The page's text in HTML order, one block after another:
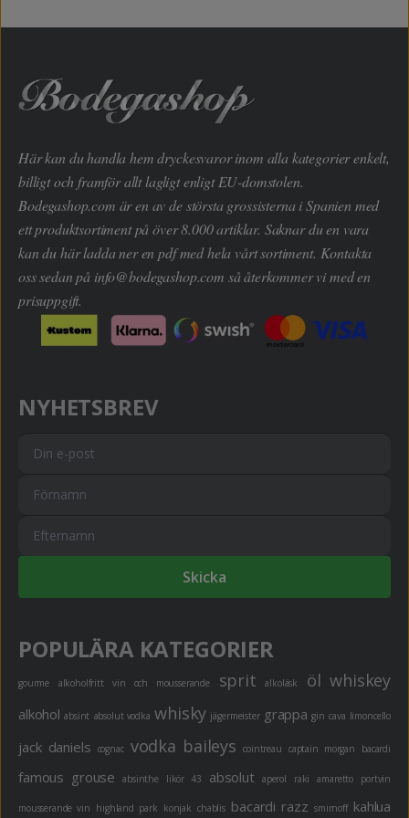
Här kan du handla hem dryckesvaror inom alla kategorier enkelt,
billigt och framför allt lagligt enligt EU-domstolen.
Bodegashop.com är en av de största grossisterna i Spanien med
ett produktsortiment på över 8.000 artiklar. Saknar du en vara
kan du här ladda ner en pdf med hela vårt sortiment. Kontakta
oss sedan på info@bodegashop.com så återkommer vi med en
prisuppgift.
NYHETSBREV
Skicka
POPULÄRA KATEGORIER
gourme alkoholfritt vin och mousserande sprit alkoläsk öl whiskey
alkohol absint absolut vodka whisky jägermeister grappa gin cava limoncello
jack daniels cognac vodka baileys cointreau captain morgan bacardi
famous grouse absinthe likör 43 absolut aperol raki amaretto portvin
mousserande vin highland park konjak chablis bacardi razz smirnoff kahlua